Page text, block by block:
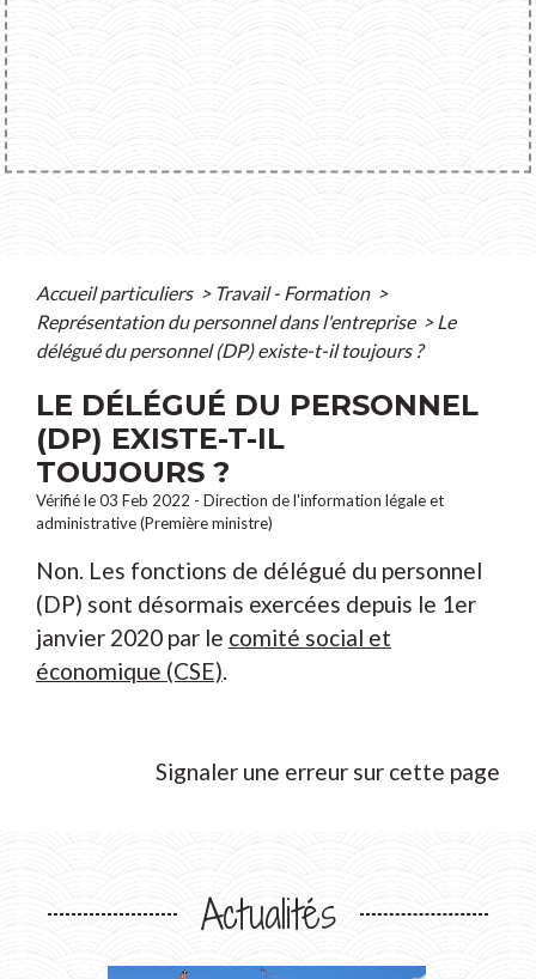
Accueil particuliers > Travail - Formation >
Représentation du personnel dans l'entreprise > Le
délégué du personnel (DP) existe-t-il toujours ?
LE DÉLÉGUÉ DU PERSONNEL
(DP) EXISTE-T-IL
TOUJOURS ?
Vérifié le 03 Feb 2022 - Direction de l'information légale et
administrative (Première ministre)
Non. Les fonctions de délégué du personnel
(DP) sont désormais exercées depuis le 1er
janvier 2020 par le comité social et
économique (CSE).
Signaler une erreur sur cette page
Actualités